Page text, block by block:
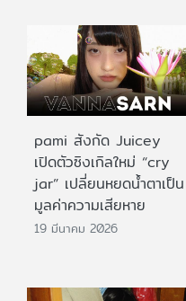
pami สังกัด Juicey
เปิดตัวซิงเกิลใหม่ “cry
jar” เปลี่ยนหยดน้ำตาเป็น
มูลค่าความเสียหาย
19 มีนาคม 2026